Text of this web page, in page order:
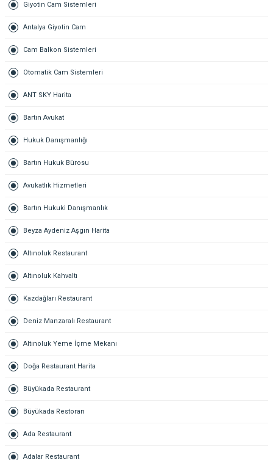
Giyotin Cam Sistemleri
Antalya Giyotin Cam
Cam Balkon Sistemleri
Otomatik Cam Sistemleri
ANT SKY Harita
Bartın Avukat
Hukuk Danışmanlığı
Bartın Hukuk Bürosu
Avukatlık Hizmetleri
Bartın Hukuki Danışmanlık
Beyza Aydeniz Aşgın Harita
Altınoluk Restaurant
Altınoluk Kahvaltı
Kazdağları Restaurant
Deniz Manzaralı Restaurant
Altınoluk Yeme İçme Mekanı
Doğa Restaurant Harita
Büyükada Restaurant
Büyükada Restoran
Ada Restaurant
Adalar Restaurant